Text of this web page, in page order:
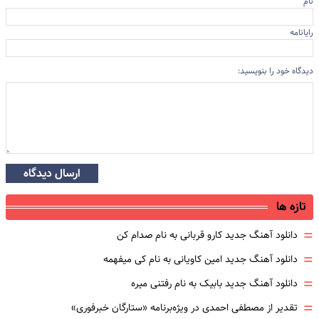
رایانامه
دیدگاه خود را بنویسید:
ارسال دیدگاه
تازه ها
= دانلود آهنگ جدید کارو قربانی به نام صدام کن
= دانلود آهنگ جدید امین کاویانی به نام کی میفهمه
= دانلود آهنگ جدید بابیک به نام رفتنی میره
= تقدیر از مصطفی احمدی در ویژه‌برنامه «ستارگان خبرفوری»